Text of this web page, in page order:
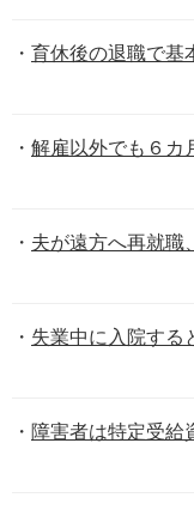
育休後の退職で基
解雇以外でも６カ
夫が遠方へ再就職
失業中に入院する
障害者は特定受給